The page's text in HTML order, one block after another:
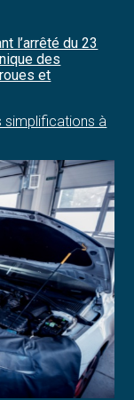
l’arrêté du 23
des
et
simplifications à